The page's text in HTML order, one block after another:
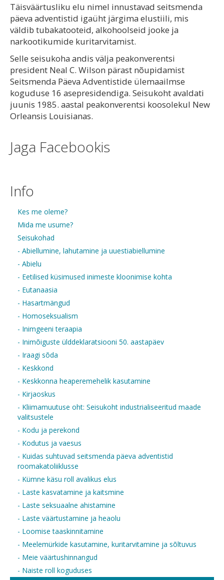
Täisväärtusliku elu nimel innustavad seitsmenda
päeva adventistid igaüht järgima elustiili, mis
väldib tubakatooteid, alkohoolseid jooke ja
narkootikumide kuritarvitamist.
Selle seisukoha andis välja peakonverentsi
president Neal C. Wilson pärast nõupidamist
Seitsmenda Päeva Adventistide ülemaailmse
koguduse 16 asepresidendiga. Seisukoht avaldati
juunis 1985. aastal peakonverentsi koosolekul New
Orleansis Louisianas.
Jaga Facebookis
Info
Kes me oleme?
Mida me usume?
Seisukohad
- Abiellumine, lahutamine ja uuestiabiellumine
- Abielu
- Eetilised küsimused inimeste kloonimise kohta
- Eutanaasia
- Hasartmängud
- Homoseksualism
- Inimgeeni teraapia
- Inimõiguste ülddeklaratsiooni 50. aastapäev
- Iraagi sõda
- Keskkond
- Keskkonna heaperemehelik kasutamine
- Kirjaoskus
- Kliimamuutuse oht: Seisukoht industrialiseeritud maade
valitsustele
- Kodu ja perekond
- Kodutus ja vaesus
- Kuidas suhtuvad seitsmenda päeva adventistid
roomakatoliiklusse
- Kümne käsu roll avalikus elus
- Laste kasvatamine ja kaitsmine
- Laste seksuaalne ahistamine
- Laste väärtustamine ja heaolu
- Loomise taaskinnitamine
- Meelemürkide kasutamine, kuritarvitamine ja sõltuvus
- Meie väärtushinnangud
- Naiste roll koguduses